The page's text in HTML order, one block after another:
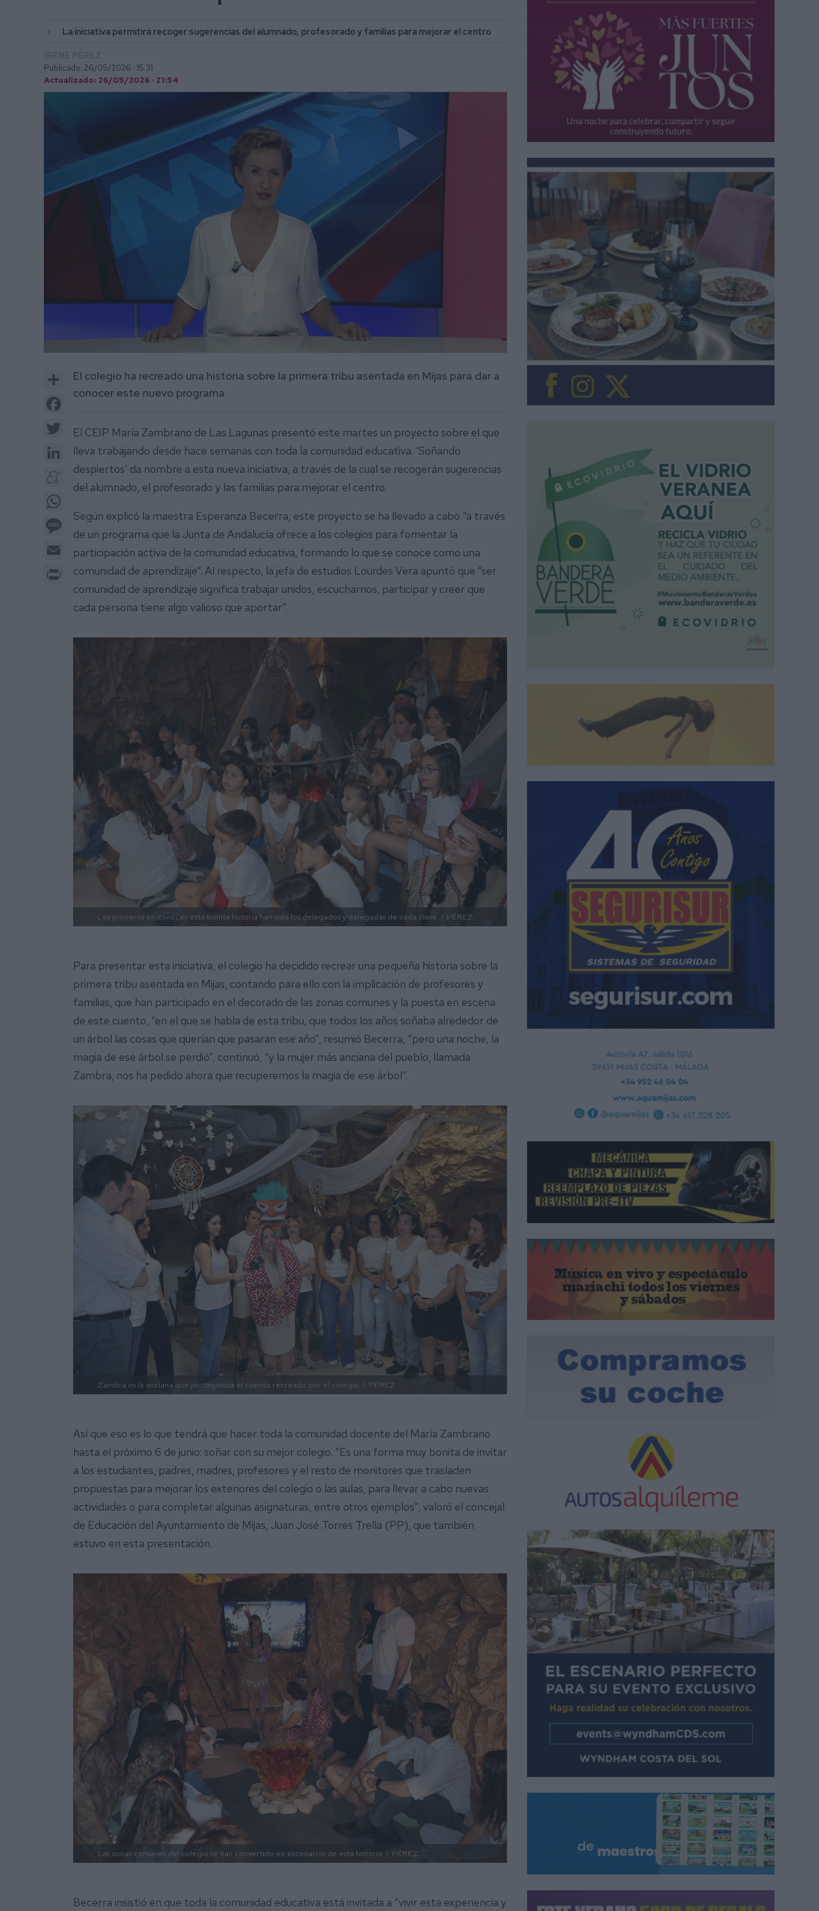
La iniciativa permitirá recoger sugerencias del alumnado, profesorado y familias para mejorar el centro
Publicado: 26/05/2026 · 15:31
Actualizado: 26/05/2026 · 21:54
1
minute,
55
seconds
Share
Facebook
LinkedIn
Meneame
Message
Print
El colegio ha recreado una historia sobre la primera tribu asentada en Mijas para dar a
conocer este nuevo programa
El CEIP María Zambrano de Las Lagunas presentó este martes un proyecto sobre el que
lleva trabajando desde hace semanas con toda la comunidad educativa. ‘Soñando
despiertos’ da nombre a esta nueva iniciativa, a través de la cual se recogerán sugerencias
del alumnado, el profesorado y las familias para mejorar el centro.
Según explicó la maestra Esperanza Becerra, este proyecto se ha llevado a cabo “a través
de un programa que la Junta de Andalucía ofrece a los colegios para fomentar la
participación activa de la comunidad educativa, formando lo que se conoce como una
comunidad de aprendizaje”. Al respecto, la jefa de estudios Lourdes Vera apuntó que “ser
comunidad de aprendizaje significa trabajar unidos, escucharnos, participar y creer que
cada persona tiene algo valioso que aportar”.
Los primeros en conocer esta bonita historia han sido los delegados y delegadas de cada clase. I. PÉREZ.
Para presentar esta iniciativa, el colegio ha decidido recrear una pequeña historia sobre la
primera tribu asentada en Mijas, contando para ello con la implicación de profesores y
familias, que han participado en el decorado de las zonas comunes y la puesta en escena
de este cuento, “en el que se habla de esta tribu, que todos los años soñaba alrededor de
un árbol las cosas que querían que pasaran ese año”, resumió Becerra, “pero una noche, la
magia de ese árbol se perdió”, continuó, “y la mujer más anciana del pueblo, llamada
Zambra, nos ha pedido ahora que recuperemos la magia de ese árbol”.
Zambra es la anciana que protagoniza el cuento recreado por el colegio. I. PÉREZ.
Así que eso es lo que tendrá que hacer toda la comunidad docente del María Zambrano
hasta el próximo 6 de junio: soñar con su mejor colegio. “Es una forma muy bonita de invitar
a los estudiantes, padres, madres, profesores y el resto de monitores que trasladen
propuestas para mejorar los exteriores del colegio o las aulas, para llevar a cabo nuevas
actividades o para completar algunas asignaturas, entre otros ejemplos”, valoró el concejal
de Educación del Ayuntamiento de Mijas, Juan José Torres Trella (PP), que también
estuvo en esta presentación.
Las zonas comunes del colegio se han convertido en escenarios de esta historia. I. PÉREZ.
Becerra insistió en que toda la comunidad educativa está invitada a “vivir esta experiencia y